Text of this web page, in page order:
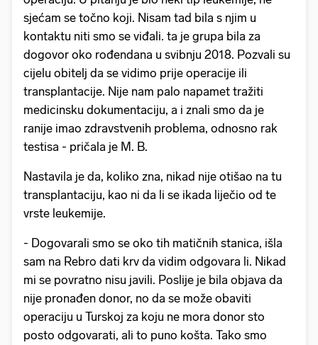
sjećam se točno koji. Nisam tad bila s njim u
kontaktu niti smo se viđali. ta je grupa bila za
dogovor oko rođendana u svibnju 2018. Pozvali su
cijelu obitelj da se vidimo prije operacije ili
transplantacije. Nije nam palo napamet tražiti
medicinsku dokumentaciju, a i znali smo da je
ranije imao zdravstvenih problema, odnosno rak
testisa - pričala je M. B.
Nastavila je da, koliko zna, nikad nije otišao na tu
transplantaciju, kao ni da li se ikada liječio od te
vrste leukemije.
- Dogovarali smo se oko tih matičnih stanica, išla
sam na Rebro dati krv da vidim odgovara li. Nikad
mi se povratno nisu javili. Poslije je bila objava da
nije pronađen donor, no da se može obaviti
operaciju u Turskoj za koju ne mora donor sto
posto odgovarati, ali to puno košta. Tako smo